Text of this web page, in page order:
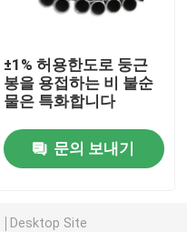
±1% 허용한도로 둥근
봉을 용접하는 비 불순
물은 특화합니다
문의 보내기
Desktop Site